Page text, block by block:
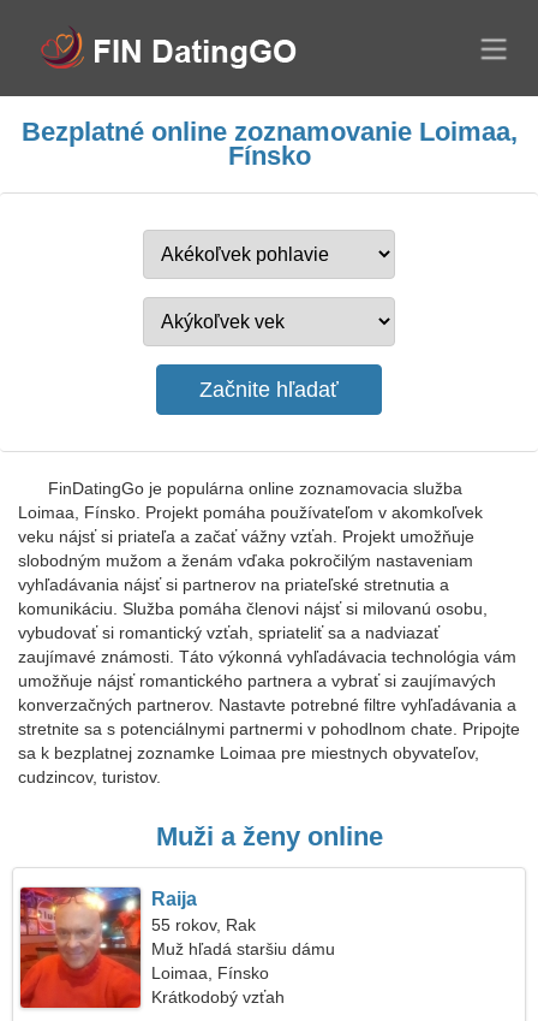
Bezplatné online zoznamovanie Loimaa,
Fínsko
FinDatingGo je populárna online zoznamovacia služba
Loimaa, Fínsko. Projekt pomáha používateľom v akomkoľvek
veku nájsť si priateľa a začať vážny vzťah. Projekt umožňuje
slobodným mužom a ženám vďaka pokročilým nastaveniam
vyhľadávania nájsť si partnerov na priateľské stretnutia a
komunikáciu. Služba pomáha členovi nájsť si milovanú osobu,
vybudovať si romantický vzťah, spriateliť sa a nadviazať
zaujímavé známosti. Táto výkonná vyhľadávacia technológia vám
umožňuje nájsť romantického partnera a vybrať si zaujímavých
konverzačných partnerov. Nastavte potrebné filtre vyhľadávania a
stretnite sa s potenciálnymi partnermi v pohodlnom chate. Pripojte
sa k bezplatnej zoznamke Loimaa pre miestnych obyvateľov,
cudzincov, turistov.
Muži a ženy online
Raija
55 rokov, Rak
Muž hľadá staršiu dámu
Loimaa, Fínsko
Krátkodobý vzťah